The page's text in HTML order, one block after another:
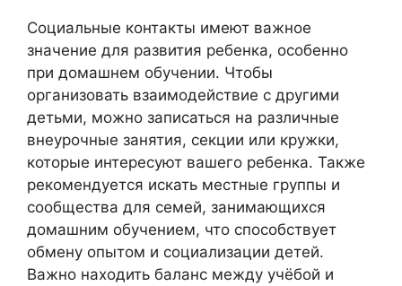
Социальные контакты имеют важное
значение для развития ребенка, особенно
при домашнем обучении. Чтобы
организовать взаимодействие с другими
детьми, можно записаться на различные
внеурочные занятия, секции или кружки,
которые интересуют вашего ребенка. Также
рекомендуется искать местные группы и
сообщества для семей, занимающихся
домашним обучением, что способствует
обмену опытом и социализации детей.
Важно находить баланс между учёбой и